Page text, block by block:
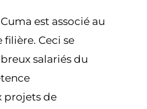
est associé au
Ceci se
salariés du
projets de